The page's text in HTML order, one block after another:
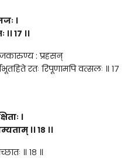
।
।।१७ ।।
: प्रहसन्
रतः रिपूणामपि वत्सलः ॥ १७
।
।।१८ ।।
॥ १८ ॥